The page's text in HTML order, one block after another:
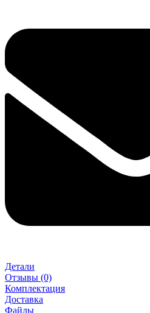
Детали
Отзывы (0)
Комплектация
Доставка
Файлы